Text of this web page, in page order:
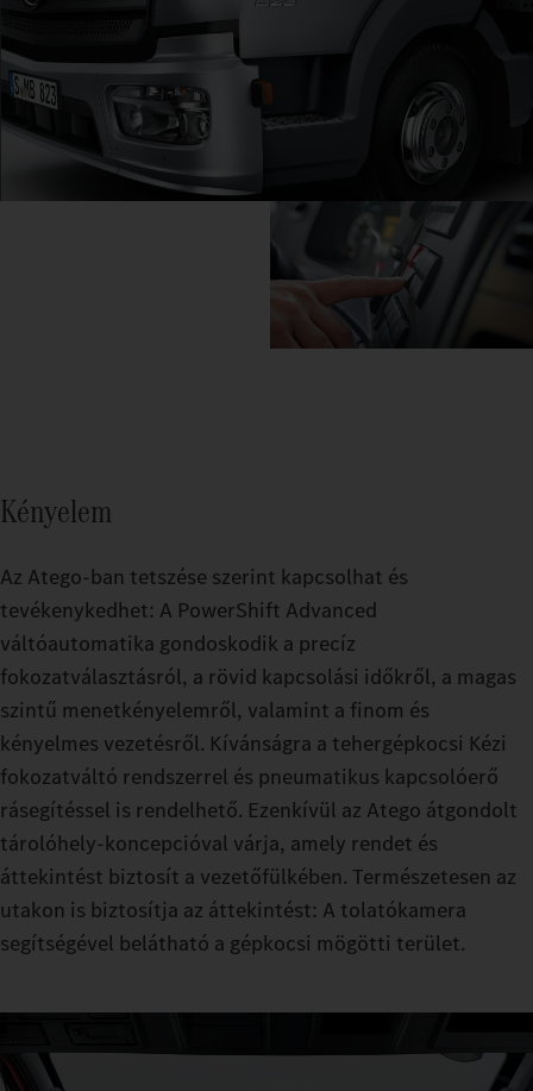
Kényelem
Az Atego-ban tetszése szerint kapcsolhat és
tevékenykedhet: A PowerShift Advanced
váltóautomatika gondoskodik a precíz
fokozatválasztásról, a rövid kapcsolási időkről, a magas
szintű menetkényelemről, valamint a finom és
kényelmes vezetésről. Kívánságra a tehergépkocsi Kézi
fokozatváltó rendszerrel és pneumatikus kapcsolóerő
rásegítéssel is rendelhető. Ezenkívül az Atego átgondolt
tárolóhely-koncepcióval várja, amely rendet és
áttekintést biztosít a vezetőfülkében. Természetesen az
utakon is biztosítja az áttekintést: A tolatókamera
segítségével belátható a gépkocsi mögötti terület.